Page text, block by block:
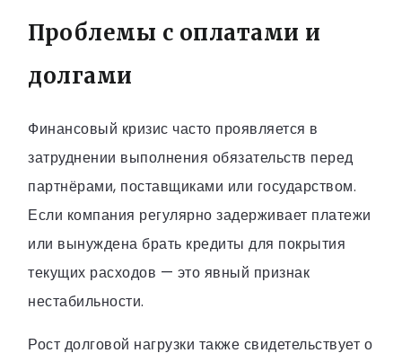
Проблемы с оплатами и
долгами
Финансовый кризис часто проявляется в
затруднении выполнения обязательств перед
партнёрами, поставщиками или государством.
Если компания регулярно задерживает платежи
или вынуждена брать кредиты для покрытия
текущих расходов — это явный признак
нестабильности.
Рост долговой нагрузки также свидетельствует о